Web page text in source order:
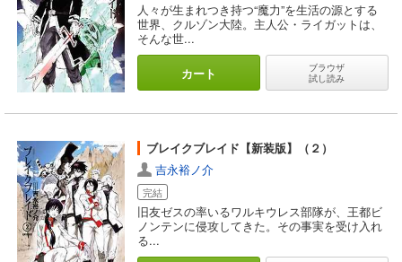
人々が生まれつき持つ“魔力”を生活の源とする
世界、クルゾン大陸。主人公・ライガットは、
そんな世...
カート
ブラウザ
試し読み
ブレイクブレイド【新装版】（２）
吉永裕ノ介
完結
旧友ゼスの率いるワルキウレス部隊が、王都ビ
ノンテンに侵攻してきた。その事実を受け入れ
る...